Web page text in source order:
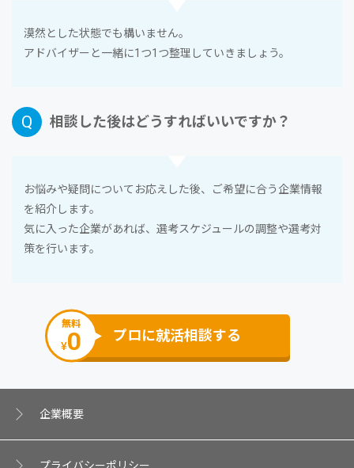
漠然とした状態でも構いません。
アドバイザーと⼀緒に1つ1つ整理していきましょう。
相談した後はどうすればいいですか？
お悩みや疑問についてお応えした後、ご希望に合う企業情報
を紹介します。
気に⼊った企業があれば、選考スケジュールの調整や選考対
策を⾏います。
無料
¥0 プロに就活相談する
企業概要